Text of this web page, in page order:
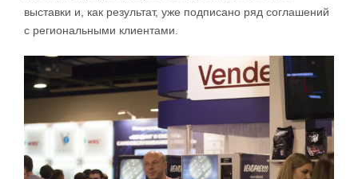
выставки и, как результат, уже подписано ряд соглашений
с региональными клиентами.